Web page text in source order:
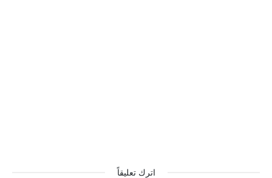
اترك تعليقاً